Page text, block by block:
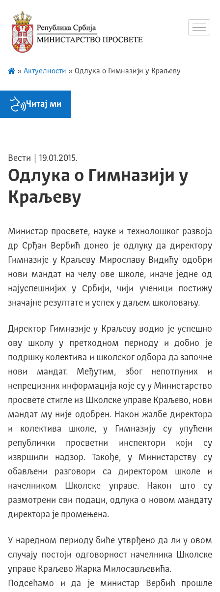
» Актуелности » Одлука о Гимназији у Краљеву
Читај ми
Вести | 19.01.2015.
Одлука о Гимназији у
Краљеву
Министар просвете, науке и технолошког развоја
др Срђан Вербић донео је одлуку да директору
Гимназије у Краљеву Мирославу Видићу одобри
нови мандат на челу ове школе, иначе једне од
најуспешнијих у Србији, чији ученици постижу
значајне резултате и успех у даљем школовању.
Директор Гимназије у Краљеву водио је успешно
ову школу у претходном периоду и добио је
подршку колектива и школског одбора да започне
нови мандат. Међутим, због непотпуних и
непрецизних информација које су у Министарство
просвете стигле из Школске управе Краљево, нови
мандат му није одобрен. Након жалбе директора
и колектива школе, у Гимназију су упућени
републички просветни инспектори који су
извршили надзор. Такође, у Министарству су
обављени разговори са директором школе и
начелником Школске управе. Након што су
размотрени сви подаци, одлука о новом мандату
директора је промењена.
У наредном периоду биће утврђено да ли у овом
случају постоји одговорност начелника Школске
управе Краљево Жарка Милосављевића.
Подсећамо и да је министар Вербић прошле